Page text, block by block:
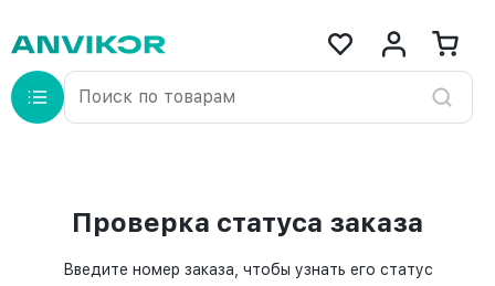
Проверка статуса заказа
Введите номер заказа, чтобы узнать его статус